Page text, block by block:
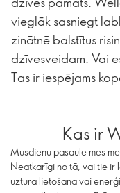
vieglāk sasniegt
zinātnē balstītus
dzīvesveidam. Vai
Tas ir iespējams
Kas ir
Mūsdienu pasaulē mēs
Neatkarīgi no tā, vai tie ir
uztura lietošana vai